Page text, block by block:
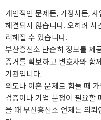
개인적인 문제든, 가정사든,
해결되지 않습니다. 오히려
리해질 수 있습니다.
부산흥신소 단순히 정보를 제
증거를 확보하고 변호사와 함
기관입니다.
외도나 이혼 문제로 힘들 때
검증이나 기업 분쟁이 필요할
을 때 부산흥신소 언제든 의뢰